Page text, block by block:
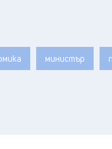
министър